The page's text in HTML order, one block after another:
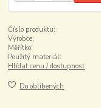
Číslo produktu:
Výrobce:
Měřítko:
Použitý materiál:
Hlídat cenu / dostupnost
Do oblíbených